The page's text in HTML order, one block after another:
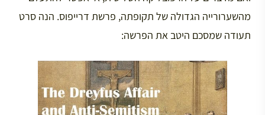
מהשערורייה הגדולה של תקופתה, פרשת דרייפוס. הנה סרט
תעודה שמסכם היטב את הפרשה: